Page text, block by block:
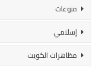
منوعات
إسلامي
مظاهرات الكويت